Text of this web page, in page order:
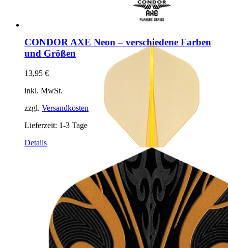
CONDOR AXE Neon – verschiedene Farben
und Größen
13,95 €
inkl. MwSt.
zzgl. Versandkosten
Lieferzeit: 1-3 Tage
Dieses
Optionen
Produktseite
Details